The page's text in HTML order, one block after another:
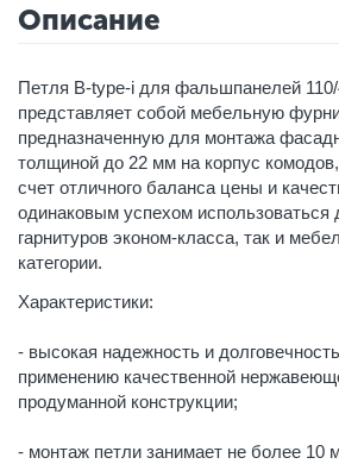
Описание
Петля B-type-i для фальшпанелей
представляет собой мебельную
предназначенную для монтажа
толщиной до 22 мм на корпус
счет отличного баланса цены и
одинаковым успехом использоваться
гарнитуров эконом-класса, так и
категории.
Характеристики:
- высокая надежность и
применению качественной
продуманной конструкции;
- монтаж петли занимает не более 10